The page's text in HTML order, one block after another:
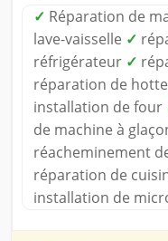
✓ Réparation de
lave-vaisselle ✓
réfrigérateur ✓
réparation de
installation de four
de machine à
réacheminement
réparation de
installation de